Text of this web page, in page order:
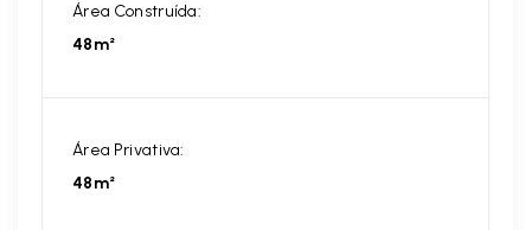
Área Construída:
48m²
Área Privativa:
48m²